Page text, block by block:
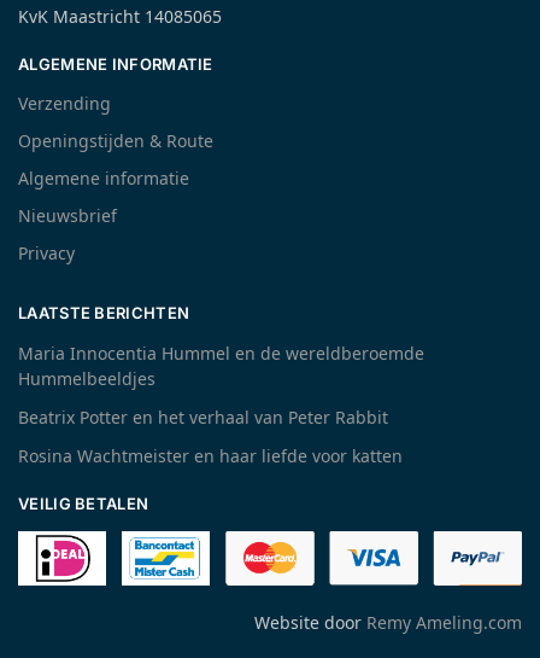
KvK Maastricht 14085065
ALGEMENE INFORMATIE
Verzending
Openingstijden & Route
Algemene informatie
Nieuwsbrief
Privacy
LAATSTE BERICHTEN
Maria Innocentia Hummel en de wereldberoemde
Hummelbeeldjes
Beatrix Potter en het verhaal van Peter Rabbit
Rosina Wachtmeister en haar liefde voor katten
VEILIG BETALEN
Website door Remy Ameling.com